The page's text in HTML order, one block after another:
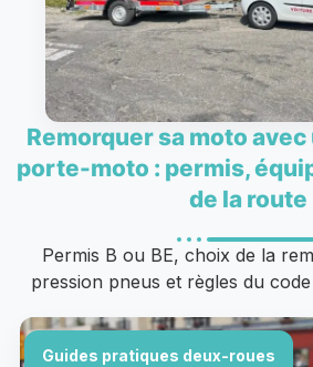
Remorquer sa moto
porte-moto : permis,
de la route
Permis B ou BE, choix de la
pression pneus et règles du
Guides pratiques deux-roues